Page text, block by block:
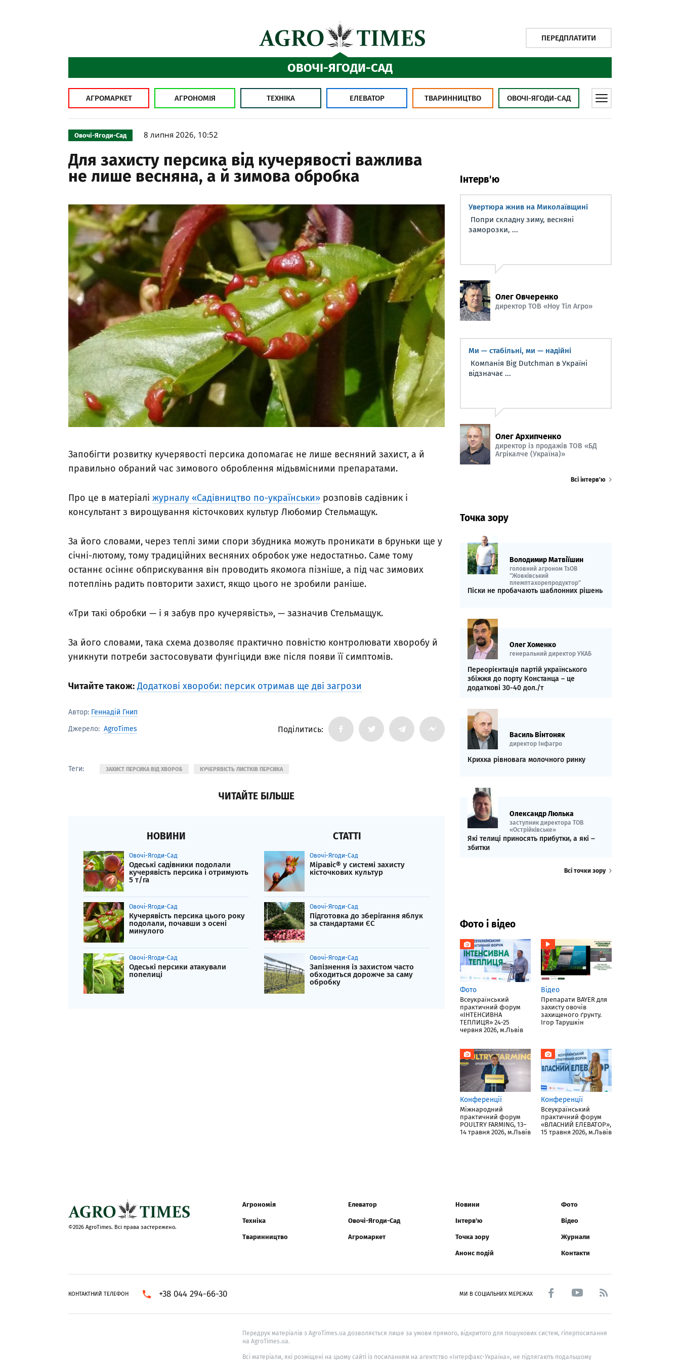
ПЕРЕДПЛАТИТИ
ОВОЧІ-ЯГОДИ-САД
АГРОМАРКЕТ АГРОНОМІЯ ТЕХНІКА ЕЛЕВАТОР ТВАРИННИЦТВО ОВОЧІ-ЯГОДИ-САД
Овочі-Ягоди-Сад 8 липня 2026, 10:52
Для захисту персика від кучерявості важлива
не лише весняна, а й зимова обробка
Запобігти розвитку кучерявості персика допомагає не лише весняний захист, а й
правильно обраний час зимового оброблення мідьвмісними препаратами.
Про це в матеріалі журналу «Садівництво по-українськи» розповів садівник і
консультант з вирощування кісточкових культур Любомир Стельмащук.
За його словами, через теплі зими спори збудника можуть проникати в бруньки ще у
січні-лютому, тому традиційних весняних обробок уже недостатньо. Саме тому
останнє осіннє обприскування він проводить якомога пізніше, а під час зимових
потеплінь радить повторити захист, якщо цього не зробили раніше.
«Три такі обробки — і я забув про кучерявість», — зазначив Стельмащук.
За його словами, така схема дозволяє практично повністю контролювати хворобу й
уникнути потреби застосовувати фунгіциди вже після появи її симптомів.
Читайте також: Додаткові хвороби: персик отримав ще дві загрози
Автор: Геннадій Гнип
Джерело: AgroTimes Поділитись:
Теги: ЗАХИСТ ПЕРСИКА ВІД ХВОРОБ КУЧЕРЯВІСТЬ ЛИСТКІВ ПЕРСИКА
ЧИТАЙТЕ БІЛЬШЕ
НОВИНИ
Овочі-Ягоди-Сад
Одеські садівники подолали
кучерявість персика і отримують
5 т/га
Овочі-Ягоди-Сад
Кучерявість персика цього року
подолали, почавши з осені
минулого
Овочі-Ягоди-Сад
Одеські персики атакували
попелиці
СТАТТІ
Овочі-Ягоди-Сад
Міравіс® у системі захисту
кісточкових культур
Овочі-Ягоди-Сад
Підготовка до зберігання яблук
за стандартами ЄС
Овочі-Ягоди-Сад
Запізнення із захистом часто
обходиться дорожче за саму
обробку
Інтерв'ю
Увертюра жнив на Миколаївщині
Попри складну зиму, весняні
заморозки, ...
Олег Овчеренко
директор ТОВ «Ноу Тіл Агро»
Ми — стабільні, ми — надійні
Компанія Big Dutchman в Україні
відзначає ...
Олег Архипченко
директор із продажів ТОВ «БД
Агрікалче (Україна)»
Всі інтерв’ю
Точка зору
Володимир Матвіїшин
головний агроном ТзОВ
"Жовківський
племптахорепродуктор"
Піски не пробачають шаблонних рішень
Олег Хоменко
генеральний директор УКАБ
Переорієнтація партій українського
збіжжя до порту Констанца – це
додаткові 30-40 дол./т
Василь Вінтоняк
директор Інфагро
Крихка рівновага молочного ринку
Олександр Люлька
заступник директора ТОВ
«Острійківське»
Які телиці приносять прибутки, а які ‒
збитки
Всі точки зору
Фото і відео
Фото
Всеукраїнський
практичний форум
«ІНТЕНСИВНА
ТЕПЛИЦЯ» 24-25
червня 2026, м.Львів
Відео
Препарати BAYER для
захисту овочів
захищеного ґрунту.
Ігор Тарушкін
Конференції
Міжнародний
практичний форум
POULTRY FARMING, 13–
14 травня 2026, м.Львів
Конференції
Всеукраїнський
практичний форум
«ВЛАСНИЙ ЕЛЕВАТОР»,
15 травня 2026, м.Львів
©2026 AgroTimes. Всі права застережено.
Агрономія
Техніка
Тваринництво
Елеватор
Овочі-Ягоди-Сад
Агромаркет
Новини
Інтерв'ю
Точка зору
Анонс подій
Фото
Відео
Журнали
Контакти
КОНТАКТНИЙ ТЕЛЕФОН +38 044 294-66-30 МИ В СОЦІАЛЬНИХ МЕРЕЖАХ
Передрук матеріалів з AgroTimes.ua дозволяється лише за умови прямого, відкритого для пошукових систем, гіперпосилання
на AgroTimes.ua.
Всі матеріали, які розміщені на цьому сайті із посиланням на агентство «Інтерфакс-Україна», не підлягають подальшому